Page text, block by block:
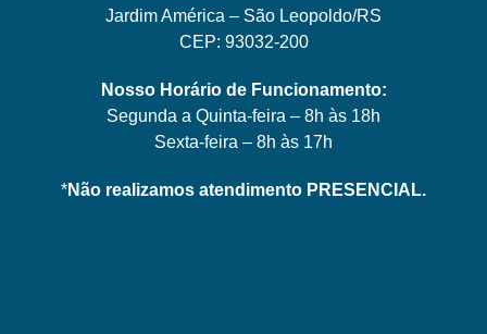
Jardim América – São Leopoldo/RS
CEP: 93032-200
Nosso Horário de Funcionamento:
Segunda a Quinta-feira – 8h às 18h
Sexta-feira – 8h às 17h
*Não realizamos atendimento PRESENCIAL.